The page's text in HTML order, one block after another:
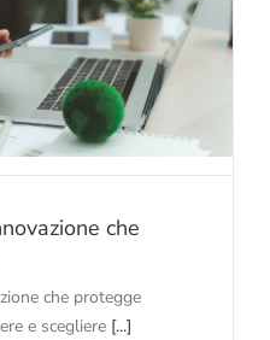
che
che protegge
e scegliere [...]